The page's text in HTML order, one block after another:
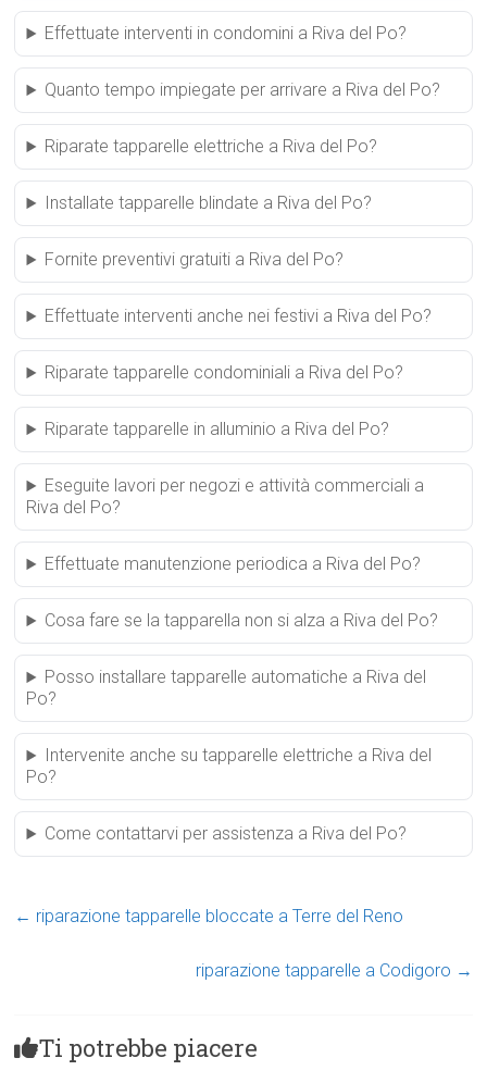
Effettuate interventi in condomini a Riva del Po?
Quanto tempo impiegate per arrivare a Riva del Po?
Riparate tapparelle elettriche a Riva del Po?
Installate tapparelle blindate a Riva del Po?
Fornite preventivi gratuiti a Riva del Po?
Effettuate interventi anche nei festivi a Riva del Po?
Riparate tapparelle condominiali a Riva del Po?
Riparate tapparelle in alluminio a Riva del Po?
Eseguite lavori per negozi e attività commerciali a
Riva del Po?
Effettuate manutenzione periodica a Riva del Po?
Cosa fare se la tapparella non si alza a Riva del Po?
Posso installare tapparelle automatiche a Riva del
Po?
Intervenite anche su tapparelle elettriche a Riva del
Po?
Come contattarvi per assistenza a Riva del Po?
← riparazione tapparelle bloccate a Terre del Reno
riparazione tapparelle a Codigoro →
Ti potrebbe piacere